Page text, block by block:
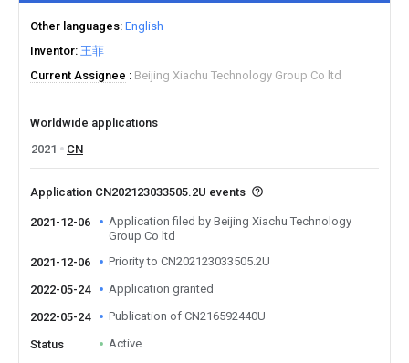
Other languages English
Inventor 王菲
Current Assignee
Beijing Xiachu Technology Group Co ltd
Worldwide applications
2021
CN
Application CN202123033505.2U events
2021-12-06
Application filed by Beijing Xiachu Technology
Group Co ltd
2021-12-06
Priority to CN202123033505.2U
2022-05-24 Application granted
2022-05-24 Publication of CN216592440U
Status Active